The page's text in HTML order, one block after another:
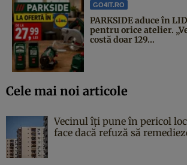
GO4IT.RO
PARKSIDE aduce în
pentru orice atelier.
costă doar 129...
Cele mai noi articole
Vecinul îți pune în pericol
face dacă refuză să